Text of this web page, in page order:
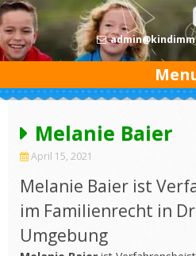
Melanie Baier
April 15, 2021
Melanie Baier ist
im Familienrecht in
Umgebung